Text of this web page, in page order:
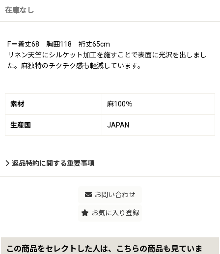
在庫なし
F＝着丈68 胸囲118 裄丈65cm
リネン天竺にシルケット加工を施すことで表面に光沢を出しまし
た。麻独特のチクチク感も軽減しています。
素材 麻100％
生産国 JAPAN
返品特約に関する重要事項
お問い合わせ
お気に入り登録
この商品をセレクトした人は、こちらの商品も見ていま